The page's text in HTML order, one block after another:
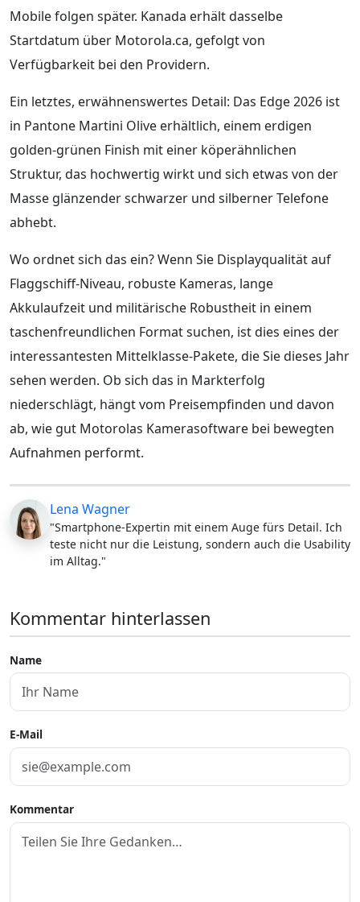
Mobile folgen später. Kanada erhält dasselbe
Startdatum über Motorola.ca, gefolgt von
Verfügbarkeit bei den Providern.
Ein letztes, erwähnenswertes Detail: Das Edge 2026 ist
in Pantone Martini Olive erhältlich, einem erdigen
golden-grünen Finish mit einer köperähnlichen
Struktur, das hochwertig wirkt und sich etwas von der
Masse glänzender schwarzer und silberner Telefone
abhebt.
Wo ordnet sich das ein? Wenn Sie Displayqualität auf
Flaggschiff-Niveau, robuste Kameras, lange
Akkulaufzeit und militärische Robustheit in einem
taschenfreundlichen Format suchen, ist dies eines der
interessantesten Mittelklasse-Pakete, die Sie dieses Jahr
sehen werden. Ob sich das in Markterfolg
niederschlägt, hängt vom Preisempfinden und davon
ab, wie gut Motorolas Kamerasoftware bei bewegten
Aufnahmen performt.
Lena Wagner
"Smartphone-Expertin mit einem Auge fürs Detail. Ich
teste nicht nur die Leistung, sondern auch die Usability
im Alltag."
Kommentar hinterlassen
Name
E-Mail
Kommentar